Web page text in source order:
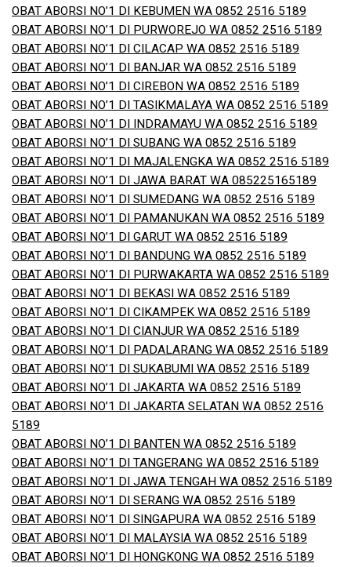
OBAT ABORSI NO’1 DI KEBUMEN WA 0852 2516 5189
OBAT ABORSI NO’1 DI PURWOREJO WA 0852 2516 5189
OBAT ABORSI NO’1 DI CILACAP WA 0852 2516 5189
OBAT ABORSI NO’1 DI BANJAR WA 0852 2516 5189
OBAT ABORSI NO’1 DI CIREBON WA 0852 2516 5189
OBAT ABORSI NO’1 DI TASIKMALAYA WA 0852 2516 5189
OBAT ABORSI NO’1 DI INDRAMAYU WA 0852 2516 5189
OBAT ABORSI NO’1 DI SUBANG WA 0852 2516 5189
OBAT ABORSI NO’1 DI MAJALENGKA WA 0852 2516 5189
OBAT ABORSI NO’1 DI JAWA BARAT WA 085225165189
OBAT ABORSI NO’1 DI SUMEDANG WA 0852 2516 5189
OBAT ABORSI NO’1 DI PAMANUKAN WA 0852 2516 5189
OBAT ABORSI NO’1 DI GARUT WA 0852 2516 5189
OBAT ABORSI NO’1 DI BANDUNG WA 0852 2516 5189
OBAT ABORSI NO’1 DI PURWAKARTA WA 0852 2516 5189
OBAT ABORSI NO’1 DI BEKASI WA 0852 2516 5189
OBAT ABORSI NO’1 DI CIKAMPEK WA 0852 2516 5189
OBAT ABORSI NO’1 DI CIANJUR WA 0852 2516 5189
OBAT ABORSI NO’1 DI PADALARANG WA 0852 2516 5189
OBAT ABORSI NO’1 DI SUKABUMI WA 0852 2516 5189
OBAT ABORSI NO’1 DI JAKARTA WA 0852 2516 5189
OBAT ABORSI NO’1 DI JAKARTA SELATAN WA 0852 2516
5189
OBAT ABORSI NO’1 DI BANTEN WA 0852 2516 5189
OBAT ABORSI NO’1 DI TANGERANG WA 0852 2516 5189
OBAT ABORSI NO’1 DI JAWA TENGAH WA 0852 2516 5189
OBAT ABORSI NO’1 DI SERANG WA 0852 2516 5189
OBAT ABORSI NO’1 DI SINGAPURA WA 0852 2516 5189
OBAT ABORSI NO’1 DI MALAYSIA WA 0852 2516 5189
OBAT ABORSI NO’1 DI HONGKONG WA 0852 2516 5189